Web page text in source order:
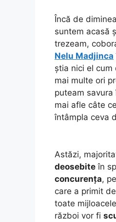
Încă de
suntem acasă
trezeam,
Nelu Madjinca
știa nici el cum
mai multe ori
puteam
mai afle câte
întâmpla ceva
Astăzi,
deosebite în
concurența,
care a primit
toate
război vor fi